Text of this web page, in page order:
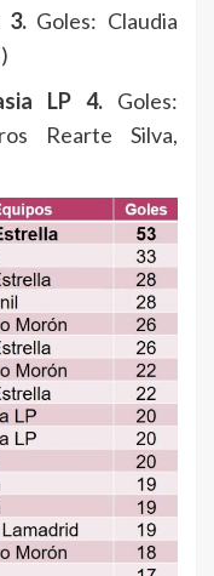
3. Goles: Claudia
LP 4. Goles:
Rearte Silva,